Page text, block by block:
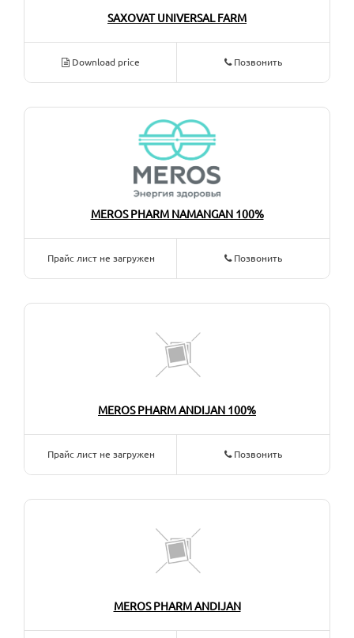
SAXOVAT UNIVERSAL FARM
Download price Позвонить
MEROS PHARM NAMANGAN 100%
Прайс лист не загружен Позвонить
MEROS PHARM ANDIJAN 100%
Прайс лист не загружен Позвонить
MEROS PHARM ANDIJAN